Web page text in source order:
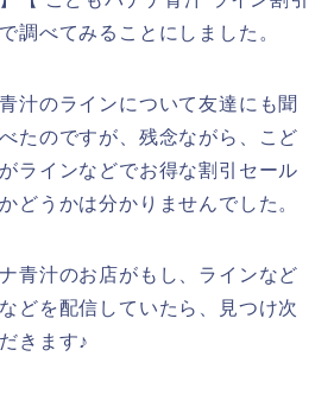
調べてみることにしました。
汁のラインについて友達にも聞
たのですが、残念ながら、こど
ラインなどでお得な割引セール
どうかは分かりませんでした。
青汁のお店がもし、ラインなど
どを配信していたら、見つけ次
きます♪